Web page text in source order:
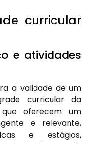
curricular
e atividades
a validade de um
curricular da
oferecem um
e relevante,
e estágios,